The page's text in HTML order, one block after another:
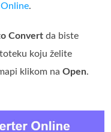
.
Convert da biste
koju želite
klikom naOpen.